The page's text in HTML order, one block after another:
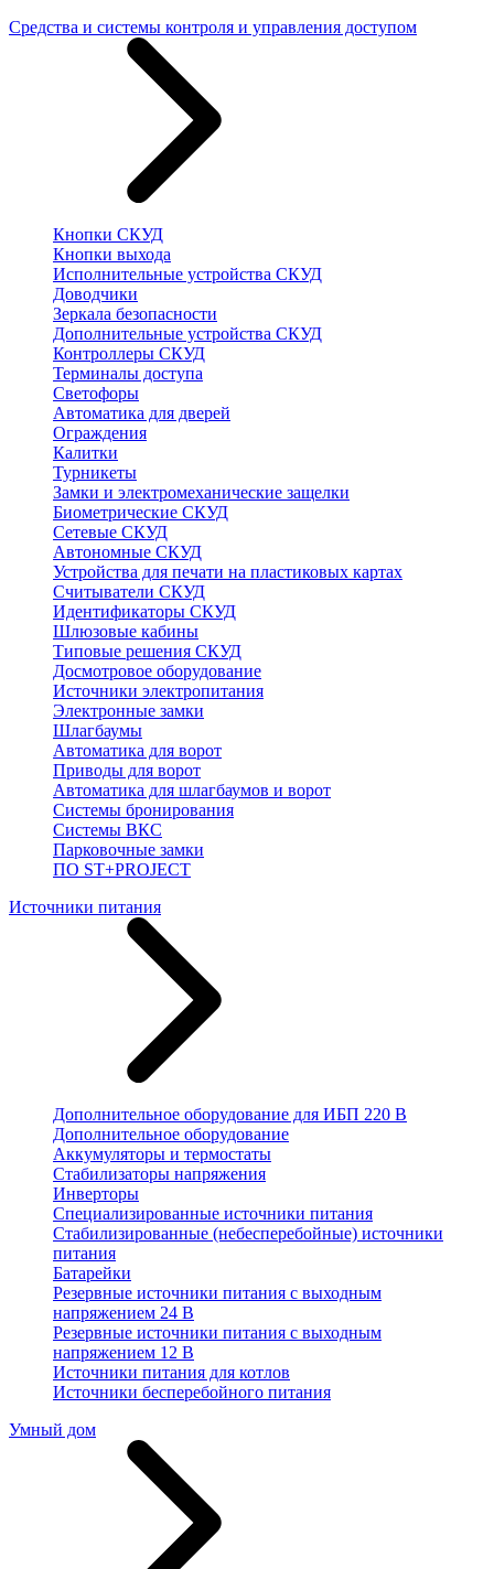
Средства и системы контроля и управления доступом
Кнопки СКУД
Кнопки выхода
Исполнительные устройства СКУД
Доводчики
Зеркала безопасности
Дополнительные устройства СКУД
Контроллеры СКУД
Терминалы доступа
Светофоры
Автоматика для дверей
Ограждения
Калитки
Турникеты
Замки и электромеханические защелки
Биометрические СКУД
Сетевые СКУД
Автономные СКУД
Устройства для печати на пластиковых картах
Считыватели СКУД
Идентификаторы СКУД
Шлюзовые кабины
Типовые решения СКУД
Досмотровое оборудование
Источники электропитания
Электронные замки
Шлагбаумы
Автоматика для ворот
Приводы для ворот
Автоматика для шлагбаумов и ворот
Системы бронирования
Системы ВКС
Парковочные замки
ПО ST+PROJECT
Источники питания
Дополнительное оборудование для ИБП 220 В
Дополнительное оборудование
Аккумуляторы и термостаты
Стабилизаторы напряжения
Инверторы
Специализированные источники питания
Стабилизированные (небесперебойные) источники
питания
Батарейки
Резервные источники питания с выходным
напряжением 24 В
Резервные источники питания с выходным
напряжением 12 В
Источники питания для котлов
Источники бесперебойного питания
Умный дом